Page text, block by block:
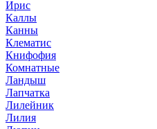
Ирис
Каллы
Канны
Клематис
Книфофия
Комнатные
Ландыш
Лапчатка
Лилейник
Лилия